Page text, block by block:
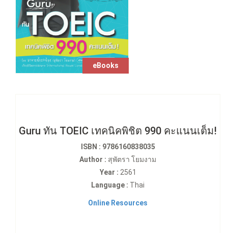
eBooks
Guru ทัน TOEIC เทคนิคพิชิต 990 คะแนนเต็ม!
ISBN : 9786160838035
Author : สุพัตรา โยมงาม
Year : 2561
Language : Thai
Online Resources